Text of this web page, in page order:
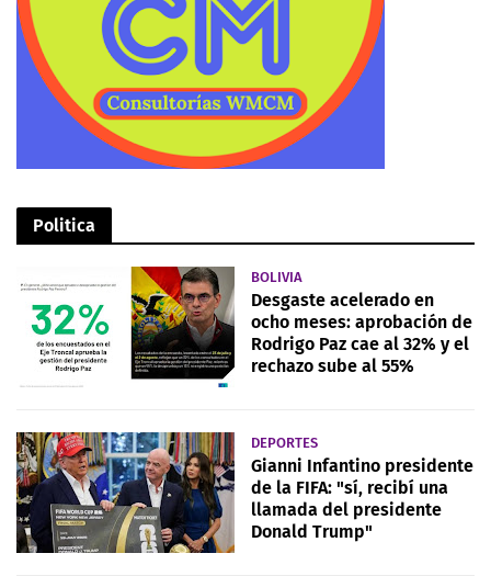
Politica
BOLIVIA
Desgaste acelerado en
ocho meses: aprobación de
Rodrigo Paz cae al 32% y el
rechazo sube al 55%
DEPORTES
Gianni Infantino presidente
de la FIFA: "sí, recibí una
llamada del presidente
Donald Trump"